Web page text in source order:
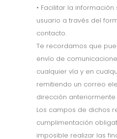
• Facilitar la
usuario a través del
contacto.
Te recordamos que
envío de
cualquier vía y en
remitiendo un correo
dirección
Los campos de dichos
cumplimentación
imposible realizar las